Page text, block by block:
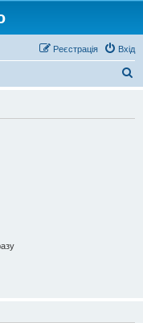
Вхід
Реєстрація